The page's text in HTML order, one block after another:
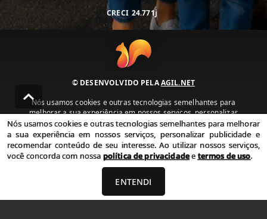
CRECI 24.771j
© DESENVOLVIDO PELAAGIL.NET
Nós usamos cookies e outras tecnologias semelhantes para
melhorar a sua experiência em nossos serviços, personalizar
publicidade e recomendar conteúdo de seu interesse. Ao utilizar
nossos serviços, você concorda com nossa política de privacidade e
termos de uso.
Política de Privacidade Termos de uso
Nós usamos cookies e outras tecnologias semelhantes para melhorar
a sua experiência em nossos serviços, personalizar publicidade e
recomendar conteúdo de seu interesse. Ao utilizar nossos serviços,
você concorda com nossa política de privacidadeetermos de uso.
ENTENDI